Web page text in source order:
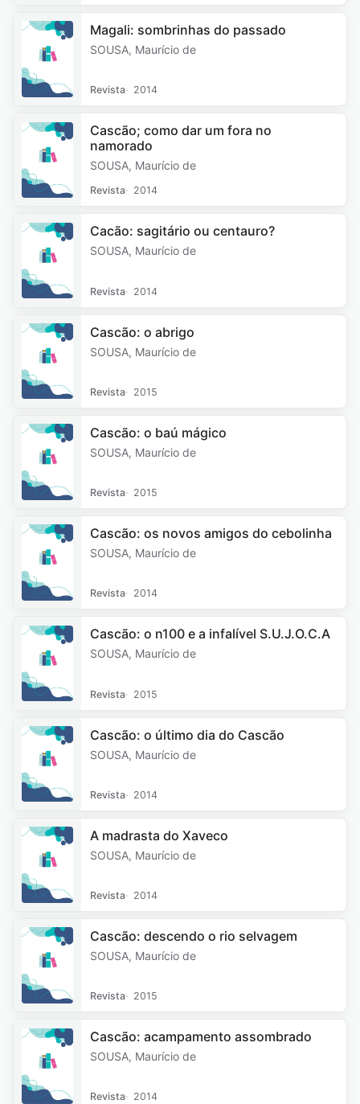
Magali: sombrinhas do passado
SOUSA, Maurício de
Revista 2014
Cascão; como dar um fora no
namorado
SOUSA, Maurício de
Revista 2014
Cacão: sagitário ou centauro?
SOUSA, Maurício de
Revista 2014
Cascão: o abrigo
SOUSA, Maurício de
Revista 2015
Cascão: o baú mágico
SOUSA, Maurício de
Revista 2015
Cascão: os novos amigos do cebolinha
SOUSA, Maurício de
Revista 2014
Cascão: o n100 e a infalível S.U.J.O.C.A
SOUSA, Maurício de
Revista 2015
Cascão: o último dia do Cascão
SOUSA, Maurício de
Revista 2014
A madrasta do Xaveco
SOUSA, Maurício de
Revista 2014
Cascão: descendo o rio selvagem
SOUSA, Maurício de
Revista 2015
Cascão: acampamento assombrado
SOUSA, Maurício de
Revista 2014